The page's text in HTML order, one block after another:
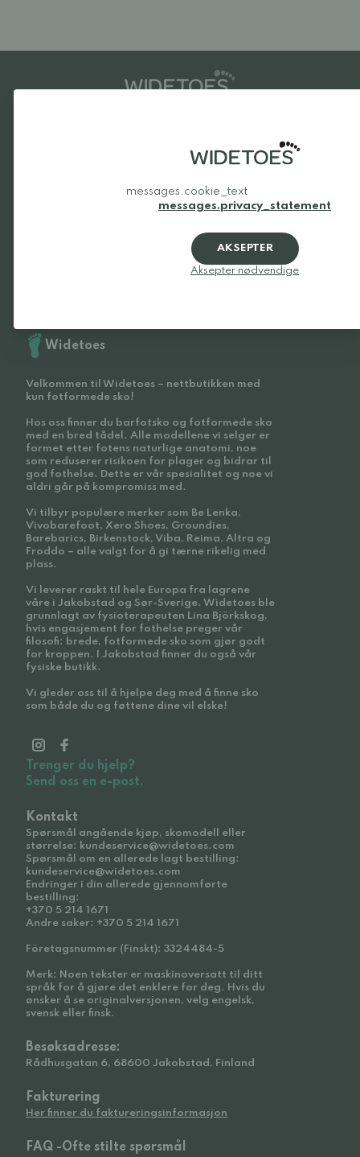
Beda
Tikki
Feelmax
Widetoes
Velkommen til Widetoes – nettbutikken med
kun fotformede sko!
Hos oss finner du barfotsko og fotformede sko
med en bred tådel. Alle modellene vi selger er
formet etter fotens naturlige anatomi, noe
som reduserer risikoen for plager og bidrar til
god fothelse. Dette er vår spesialitet og noe vi
aldri går på kompromiss med.
Vi tilbyr populære merker som Be Lenka,
Vivobarefoot, Xero Shoes, Groundies,
Barebarics, Birkenstock, Viba, Reima, Altra og
Froddo – alle valgt for å gi tærne rikelig med
plass.
Vi leverer raskt til hele Europa fra lagrene
våre i Jakobstad og Sør-Sverige. Widetoes ble
grunnlagt av fysioterapeuten Lina Björkskog,
hvis engasjement for fothelse preger vår
filosofi: brede, fotformede sko som gjør godt
for kroppen. I Jakobstad finner du også vår
fysiske butikk.
Vi gleder oss til å hjelpe deg med å finne sko
som både du og føttene dine vil elske!
Trenger du hjelp?
Send oss en e-post.
Kontakt
Spørsmål angående kjøp, skomodell eller
størrelse: kundeservice@widetoes.com
Spørsmål om en allerede lagt bestilling:
kundeservice@widetoes.com
Endringer i din allerede gjennomførte
bestilling:
+370 5 214 1671
Andre saker: +370 5 214 1671
Företagsnummer (Finskt): 3324484-5
Merk: Noen tekster er maskinoversatt til ditt
språk for å gjøre det enklere for deg. Hvis du
ønsker å se originalversjonen, velg engelsk,
svensk eller finsk.
Besøksadresse:
Rådhusgatan 6, 68600 Jakobstad, Finland
Fakturering
Her finner du faktureringsinformasjon
FAQ -Ofte stilte spørsmål
messages.cookie_text
messages.privacy_statement
AKSEPTER
Aksepter nødvendige